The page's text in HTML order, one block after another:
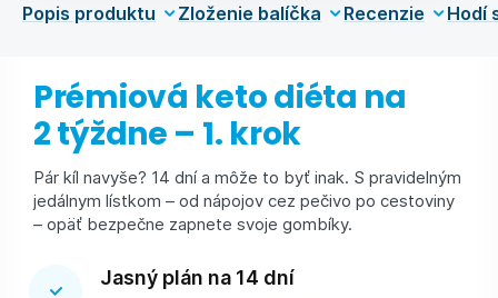
Popis produktu Zloženie balíčka Recenzie Hodí
Prémiová keto diéta na
2 týždne – 1. krok
Pár kíl navyše? 14 dní a môže to byť inak. S pravidelným
jedálnym lístkom – od nápojov cez pečivo po cestoviny
– opäť bezpečne zapnete svoje gombíky.
Jasný plán na 14 dní